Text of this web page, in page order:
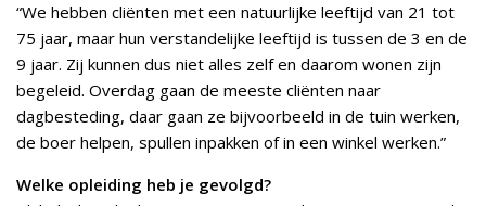
“We hebben cliënten met een natuurlijke leeftijd van 21 tot
75 jaar, maar hun verstandelijke leeftijd is tussen de 3 en de
9 jaar. Zij kunnen dus niet alles zelf en daarom wonen zijn
begeleid. Overdag gaan de meeste cliënten naar
dagbesteding, daar gaan ze bijvoorbeeld in de tuin werken,
de boer helpen, spullen inpakken of in een winkel werken.”
Welke opleiding heb je gevolgd?